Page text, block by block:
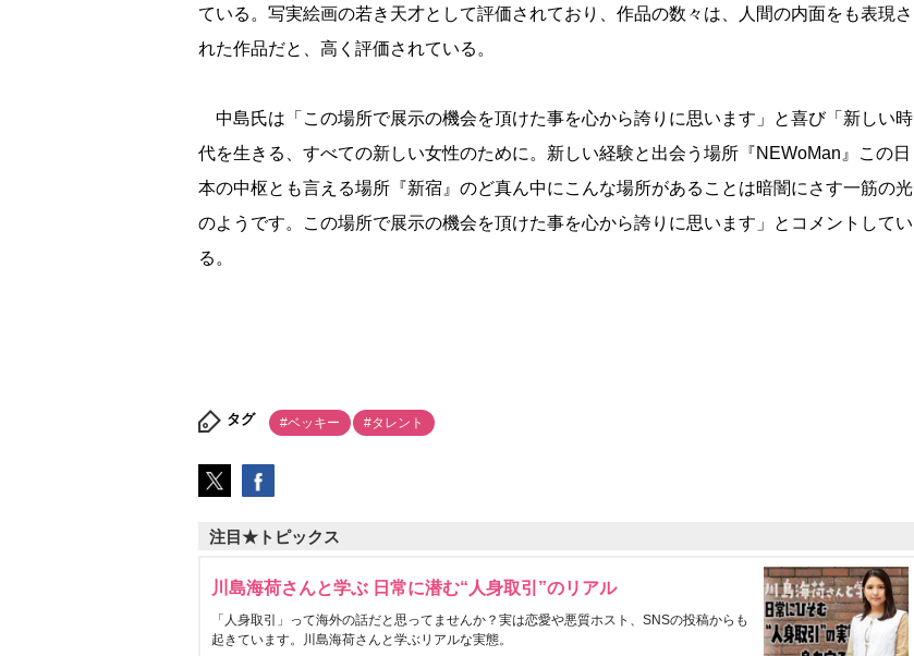
ている。写実絵画の若き天才として評価されており、作品の数々は、人間の内面をも表現さ
れた作品だと、高く評価されている。
中島氏は「この場所で展示の機会を頂けた事を心から誇りに思います」と喜び「新しい時
代を生きる、すべての新しい女性のために。新しい経験と出会う場所『NEWoMan』この日
本の中枢とも言える場所『新宿』のど真ん中にこんな場所があることは暗闇にさす一筋の光
のようです。この場所で展示の機会を頂けた事を心から誇りに思います」とコメントしてい
る。
タグ #ベッキー #タレント
注目★トピックス
川島海荷さんと学ぶ 日常に潜む“人身取引”のリアル
「人身取引」って海外の話だと思ってませんか？実は恋愛や悪質ホスト、SNSの投稿からも
起きています。川島海荷さんと学ぶリアルな実態。